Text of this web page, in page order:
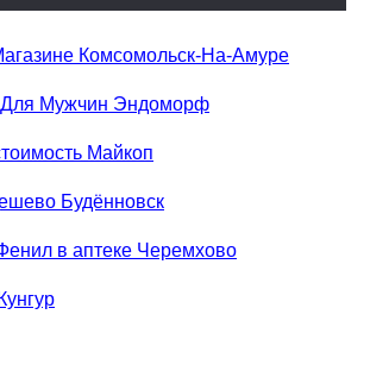
Комсомольск-На-Амуре
Мужчин Эндоморф
Майкоп
Будённовск
в аптеке Черемхово